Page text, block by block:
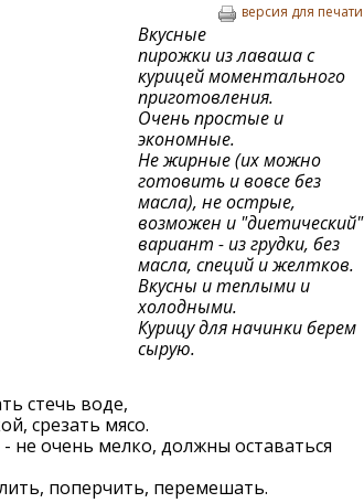
версия для печати
Вкусные
пирожки из лаваша с
курицей моментального
приготовления.
Очень простые и
экономные.
Не жирные (их можно
готовить и вовсе без
масла), не острые,
возможен и "диетический"
вариант - из грудки, без
масла, специй и желтков.
Вкусны и теплыми и
холодными.
Курицу для начинки берем
сырую.
стечь воде,
срезать мясо.
не очень мелко, должны оставаться
поперчить, перемешать.